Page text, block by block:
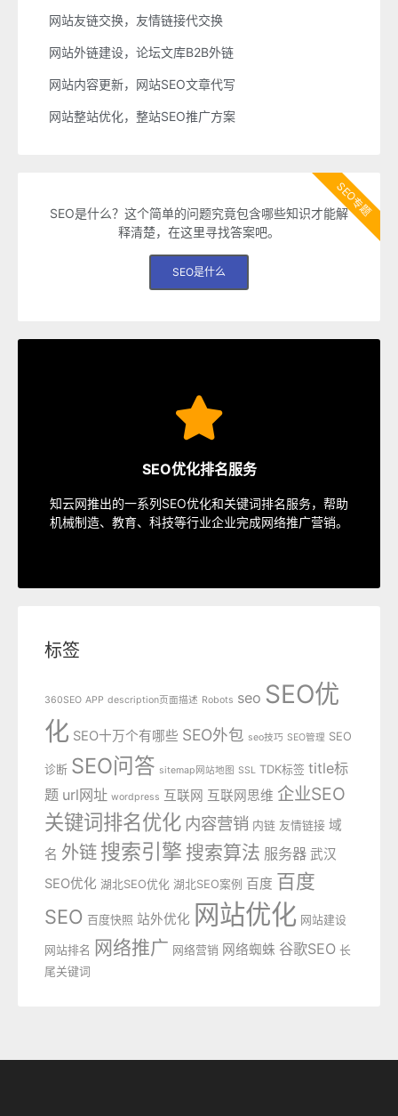
网站友链交换，友情链接代交换
网站外链建设，论坛文库B2B外链
网站内容更新，网站SEO文章代写
网站整站优化，整站SEO推广方案
SEO是什么？这个简单的问题究竟包含哪些知识才能解
释清楚，在这里寻找答案吧。
SEO是什么
SEO专题
SEO优化排名服务
知云网推出的一系列SEO优化和关键词排名服务，帮助
机械制造、教育、科技等行业企业完成网络推广营销。
SEO服务中心
速排名等多种服务，从容应对各种优化需求。
SEO服务
标签
360SEO APP description页面描述 Robots seo SEO优
化 SEO十万个有哪些 SEO外包 seo技巧 SEO管理 SEO
诊断 SEO问答 sitemap网站地图 SSL TDK标签 title标
题 url网址 wordpress 互联网 互联网思维 企业SEO
关键词排名优化 内容营销 内链 友情链接 域
名 外链 搜索引擎 搜索算法 服务器 武汉
SEO优化 湖北SEO优化 湖北SEO案例 百度 百度
SEO 百度快照 站外优化 网站优化 网站建设
网站排名 网络推广 网络营销 网络蜘蛛 谷歌SEO 长
尾关键词